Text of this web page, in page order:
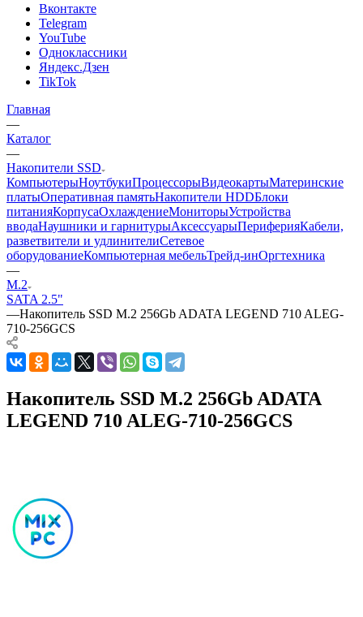
Вконтакте
Telegram
YouTube
Одноклассники
Яндекс.Дзен
TikTok
Главная
—
Каталог
—
Накопители SSD
КомпьютерыНоутбукиПроцессорыВидеокартыМатеринские
платыОперативная памятьНакопители HDDБлоки
питанияКорпусаОхлаждениеМониторыУстройства
вводаНаушники и гарнитурыАксессуарыПериферияКабели,
разветвители и удлинителиСетевое
оборудованиеКомпьютерная мебельТрейд-инОргтехника
—
M.2
SATA 2.5"
—Накопитель SSD M.2 256Gb ADATA LEGEND 710 ALEG-
710-256GCS
Накопитель SSD M.2 256Gb ADATA
LEGEND 710 ALEG-710-256GCS